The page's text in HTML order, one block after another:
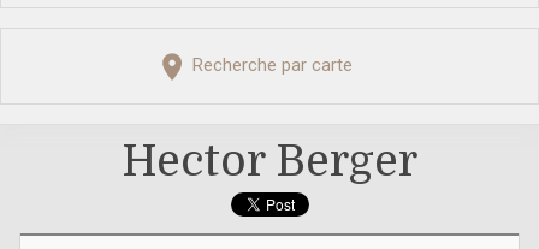
Recherche par carte
Hector Berger